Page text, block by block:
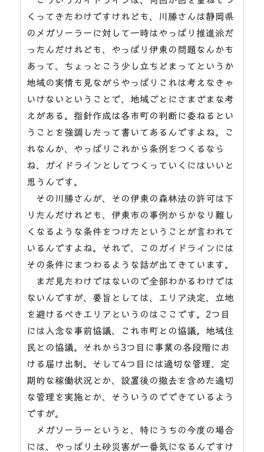
くってきたわけですけれども、川勝さんは静岡県
のメガソーラーに対して一時はやっぱり推進派だ
ったんだけれども、やっぱり伊東の問題なんかも
あって、ちょっとこう少し立ちどまってというか
地域の実情も見ながらやっぱりこれは考えなきゃ
いけないということで、地域ごとにさまざまな考
えがある。指針作成は各市町の判断に委ねるとい
うことを強調したって書いてあるんですよね。こ
れなんか、やっぱりこれから条例をつくるなら
ね、ガイドラインとしてつくっていくにはいいと
思うんです。
その川勝さんが、その伊東の森林法の許可は下
りたんだけれども、伊東市の事例からかなり難し
くなるような条件をつけたということが言われて
いるんですよね。それで、このガイドラインには
その条件にまつわるような話が出てきています。
まだ見たわけではないので全部わかるわけでは
ないんですが、要旨としては、エリア決定、立地
を避けるべきエリアというのはここです。2つ目
には入念な事前協議、これ市町との協議。地域住
民との協議。それから3つ目に事業の各段階にお
ける届け出制。そして4つ目には適切な管理、定
期的な稼働状況とか、設置後の撤去を含めた適切
な管理を実施とか、そういうのでできているよう
ですが。
メガソーラーというと、特にうちの今度の場合
には、やっぱり土砂災害が一番気になるんですけ